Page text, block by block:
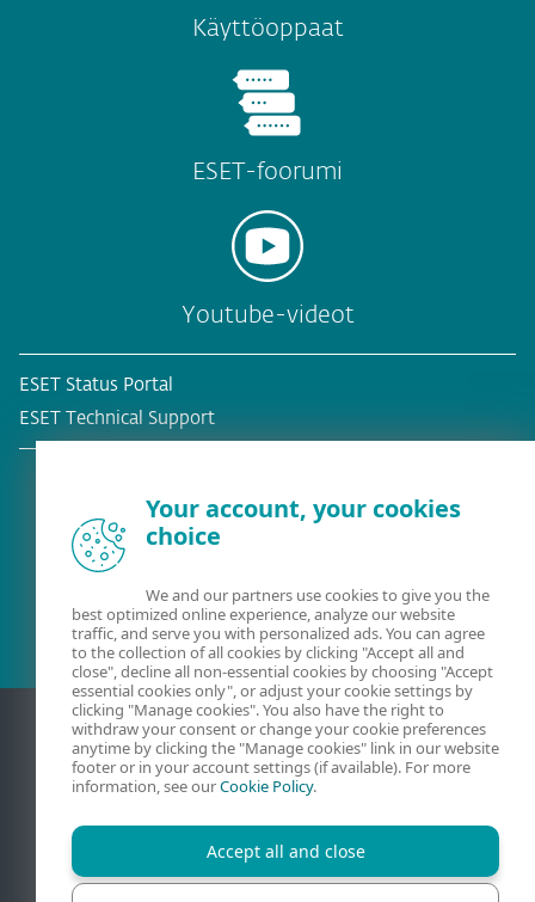
Käyttöoppaat
ESET-foorumi
Youtube-videot
ESET Status Portal
ESET Technical Support
Your account, your cookies
choice
We and our partners use cookies to give you the
best optimized online experience, analyze our website
traffic, and serve you with personalized ads. You can agree
to the collection of all cookies by clicking "Accept all and
close", decline all non-essential cookies by choosing "Accept
essential cookies only", or adjust your cookie settings by
clicking "Manage cookies". You also have the right to
withdraw your consent or change your cookie preferences
anytime by clicking the "Manage cookies" link in our website
footer or in your account settings (if available). For more
information, see ourCookie Policy.
Accept all and close